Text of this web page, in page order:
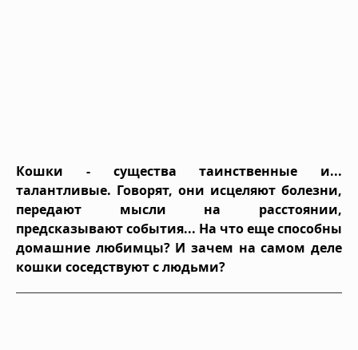
Кошки - существа таинственные и...
талантливые. Говорят, они исцеляют болезни,
передают мысли на расстоянии,
предсказывают события... На что еще способны
домашние любимцы? И зачем на самом деле
кошки соседствуют с людьми?